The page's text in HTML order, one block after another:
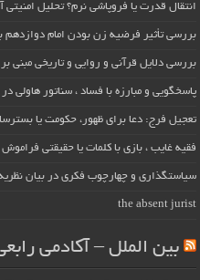
انتقال قدرت یا فروپاشی نرم؟ تحلیل امنیتی
بررسی تأثیر فرضیه زن بودن امام دوازدهم
بررسی دلایل قرآنی و روایی و تاریخی
پاسخگویی و مبارزه با فساد ، سناتور هاولی
تعجیل فرج: دعا برای ظهور، حکومت یا
فقیه غایب ، بازی با کلمات یا حقیقتی
سیاستگذاری و چهارچوب فکری در بیان
the absent jurist
بین الملل – آکادمی